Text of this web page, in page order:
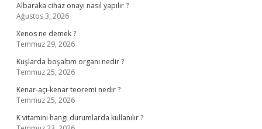
Albaraka cihaz onayı nasıl yapılır ?
Ağustos 3, 2026
Xenos ne demek ?
Temmuz 29, 2026
Kuşlarda boşaltım organı nedir ?
Temmuz 25, 2026
Kenar-açı-kenar teoremi nedir ?
Temmuz 25, 2026
K vitamini hangi durumlarda kullanılır ?